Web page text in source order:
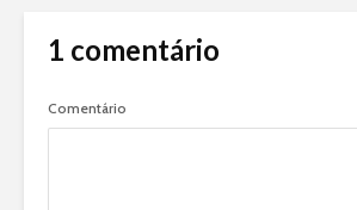
1 comentário
Comentário